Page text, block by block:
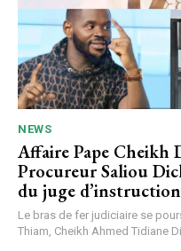
NEWS
Affaire Pape Cheikh
Procureur Saliou
du juge d’instruction
Le bras de fer judiciaire se
Thiam, Cheikh Ahmed Tidiane